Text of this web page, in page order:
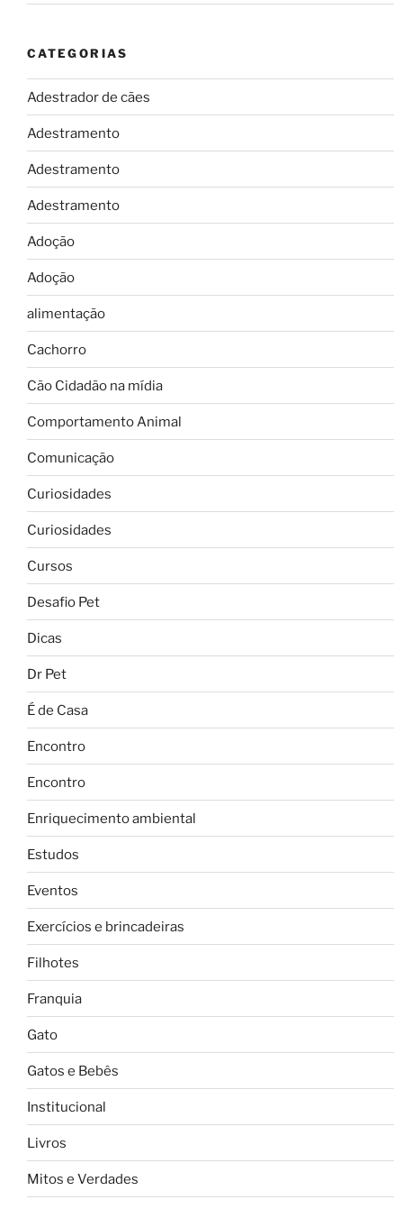
CATEGORIAS
Adestrador de cães
Adestramento
Adestramento
Adestramento
Adoção
Adoção
alimentação
Cachorro
Cão Cidadão na mídia
Comportamento Animal
Comunicação
Curiosidades
Curiosidades
Cursos
Desafio Pet
Dicas
Dr Pet
É de Casa
Encontro
Encontro
Enriquecimento ambiental
Estudos
Eventos
Exercícios e brincadeiras
Filhotes
Franquia
Gato
Gatos e Bebês
Institucional
Livros
Mitos e Verdades